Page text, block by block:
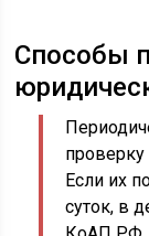
Способы
Если их
суток, в